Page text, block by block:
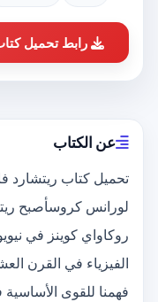
رابط تحميل
عن الكتاب
لورانس كروسأصبح
روكاواي كوينز في
الفيزياء في القرن
فهمنا للقوى